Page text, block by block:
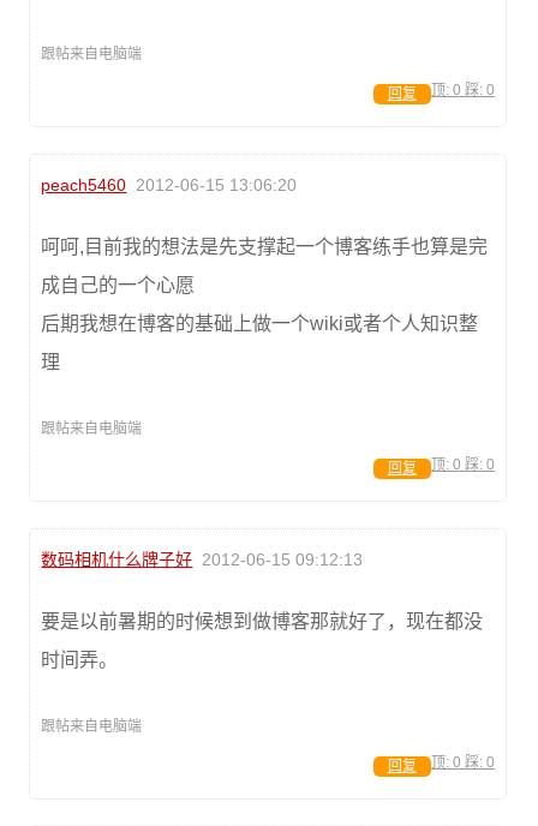
跟帖来自电脑端
顶: 0 踩: 0
回复
peach5460 2012-06-15 13:06:20
呵呵,目前我的想法是先支撑起一个博客练手也算是完
成自己的一个心愿
后期我想在博客的基础上做一个wiki或者个人知识整
理
跟帖来自电脑端
顶: 0 踩: 0
回复
数码相机什么牌子好 2012-06-15 09:12:13
要是以前暑期的时候想到做博客那就好了，现在都没
时间弄。
跟帖来自电脑端
顶: 0 踩: 0
回复